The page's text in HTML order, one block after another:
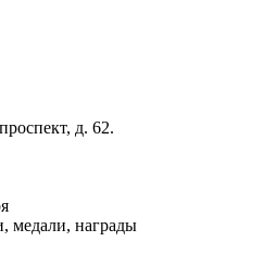
д. 62.
медали, награды